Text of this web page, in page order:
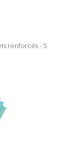
renforcés - 5